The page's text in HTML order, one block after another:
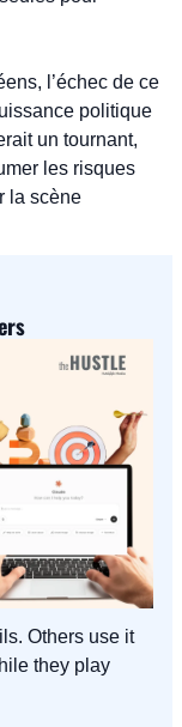
l’échec de ce
politique
un tournant,
les risques
la scène
Others use it
they play